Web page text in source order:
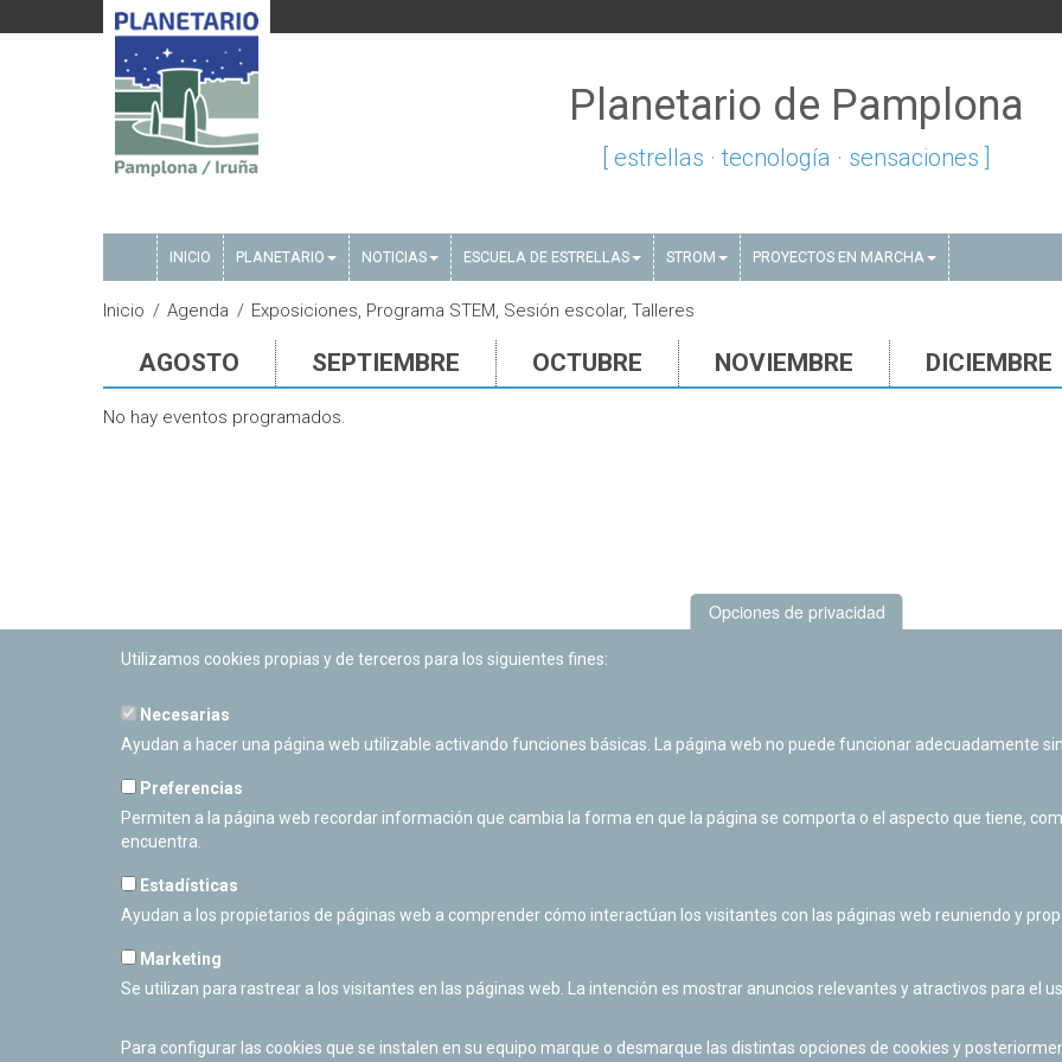
Planetario de Pamplona
[ estrellas · tecnología · sensaciones ]
INICIO PLANETARIO NOTICIAS ESCUELA DE ESTRELLAS STROM PROYECTOS EN MARCHA
Inicio Agenda Exposiciones, Programa STEM, Sesión escolar, Talleres
AGOSTO SEPTIEMBRE OCTUBRE NOVIEMBRE DICIEMBRE
No hay eventos programados.
PLANETARIO DE PAMPLONA
Calle Sancho RamÃ­rez, s/n
Cerrado Temporalmente
Opciones de privacidad
Utilizamos cookies propias y de terceros para los siguientes fines:
Necesarias
Ayudan a hacer una página web utilizable activando funciones básicas. La página web no puede funcionar adecuadamente
Preferencias
Permiten a la página web recordar información que cambia la forma en que la página se comporta o el aspecto que tiene,
encuentra.
Estadísticas
Ayudan a los propietarios de páginas web a comprender cómo interactúan los visitantes con las páginas web reuniendo y
Marketing
Se utilizan para rastrear a los visitantes en las páginas web. La intención es mostrar anuncios relevantes y atractivos para el
Para configurar las cookies que se instalen en su equipo marque o desmarque las distintas opciones de cookies y